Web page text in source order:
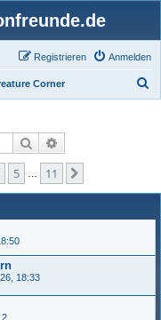
Anmelden
Registrieren
Corner
Suche
5 11
18:33